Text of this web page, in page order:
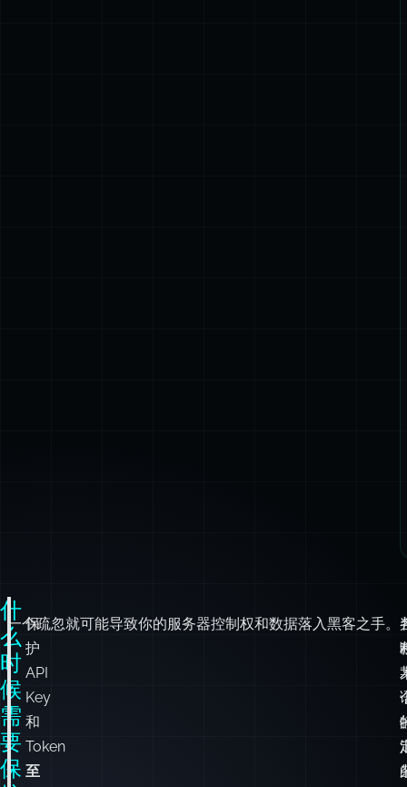
候
需
要
保
护
你
的
和
Token
至
关
重
要！